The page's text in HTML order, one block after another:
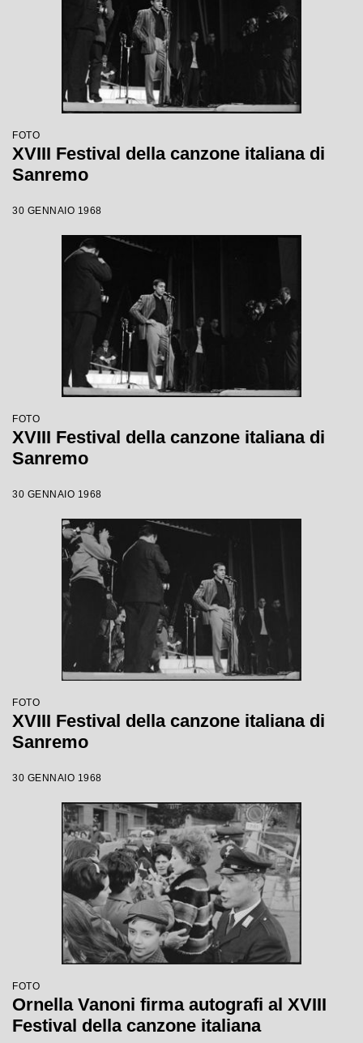
FOTO
XVIII Festival della canzone italiana di
Sanremo
30 GENNAIO 1968
FOTO
XVIII Festival della canzone italiana di
Sanremo
30 GENNAIO 1968
FOTO
XVIII Festival della canzone italiana di
Sanremo
30 GENNAIO 1968
FOTO
Ornella Vanoni firma autografi al XVIII
Festival della canzone italiana